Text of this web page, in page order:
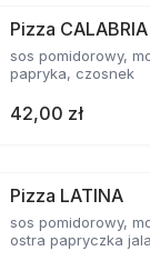
Pizza CALABRIA
sos pomidorowy,
papryka, czosnek
42,00 zł
Pizza LATINA
sos pomidorowy,
ostra papryczka